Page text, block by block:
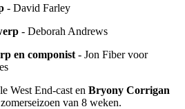
- David Farley
- Deborah Andrews
en componist - Jon Fiber voor
West End-cast en Bryony Corrigan
van 8 weken.